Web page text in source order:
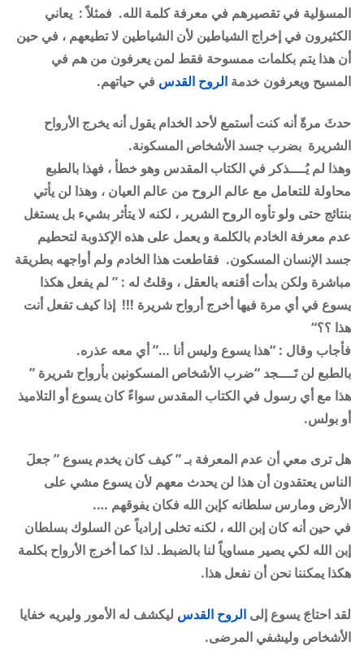
المسؤلية في تقصيرهم في معرفة كلمة الله. فمثلاً : يعاني
الكثيرون في إخراج الشياطين لأن الشياطين لا تطيعهم ، في حين
أن هذا يتم بكلمات ممسوحة فقط لمن يعرفون من هم في
المسيح ويعرفون خدمة الروح القدس في حياتهم.
حدثَ مرةً أنه كنت أستمع لأحد الخدام يقول أنه يخرج الأرواح
الشريرة بضرب جسد الأشخاص المسكونة.
وهذا لم يُــــذكر في الكتاب المقدس وهو خطأ ، فهذا بالطبع
محاولة للتعامل مع عالم الروح من عالم العيان ، وهذا لن يأتي
بنتائج حتى ولو تأوه الروح الشرير ، لكنه لا يتأثر بشيء بل يستغل
عدم معرفة الخادم بالكلمة و يعمل على هذه الإكذوبة لتحطيم
جسد الإنسان المسكون. فقاطعت هذا الخادم ولم أواجهه بطريقة
مباشرة ولكن بدأت أقنعه بالعقل ، وقلتُ له : ” لم يفعل هكذا
يسوع في أي مرة فيها أخرج أرواح شريرة !!! إذا كيف تفعل أنت
هذا ؟؟“
فأجاب وقال : “هذا يسوع وليس أنا …” أي معه عذره.
بالطبع لن تَــــجد “ضرب الأشخاص المسكونين بأرواح شريرة ”
هذا مع أي رسول في الكتاب المقدس سواءً كان يسوع أو التلاميذ
أو بولس.
هل ترى معي أن عدم المعرفة بـ ” كيف كان يخدم يسوع ” جعلَ
الناس يعتقدون أن هذا لن يحدث معهم لأن يسوع مشي على
الأرض ومارس سلطانه كإبن الله فكان يفوقهم ….
في حين أنه كان إبن الله ، لكنه تخلى إرادياً عن السلوك بسلطان
إبن الله لكي يصير مساوياً لنا بالضبط. لذا كما أخرج الأرواح بكلمة
هكذا يمكننا نحن أن نفعل هذا.
لقد احتاجَ يسوع إلى الروح القدس ليكشف له الأمور وليريه خفايا
الأشخاص وليشفي المرضى.